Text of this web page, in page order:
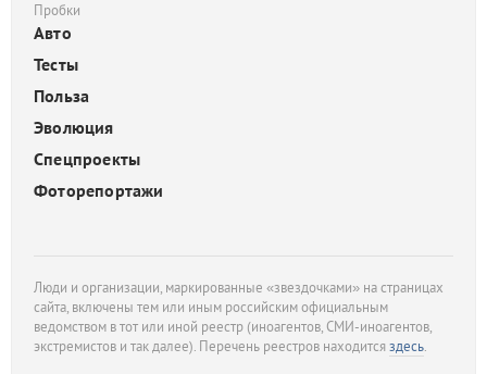
Пробки
Авто
Тесты
Польза
Эволюция
Спецпроекты
Фоторепортажи
Люди и организации, маркированные «звездочками» на страницах
сайта, включены тем или иным российским официальным
ведомством в тот или иной реестр (иноагентов, СМИ-иноагентов,
экстремистов и так далее). Перечень реестров находитсяздесь.